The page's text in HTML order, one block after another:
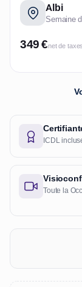
Albi
Semaine
349 €net de taxes
ICDL
Toute la